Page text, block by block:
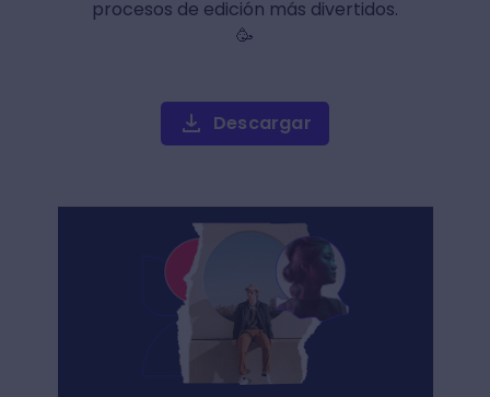
procesos de edición más divertidos.
🥳
Descargar